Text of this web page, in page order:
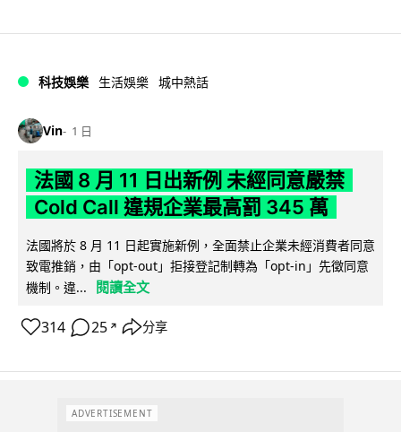
科技娛樂 生活娛樂 城中熱話
Vin 1 日
法國 8 月 11 日出新例 未經同意嚴禁
Cold Call 違規企業最高罰 345 萬
法國將於 8 月 11 日起實施新例，全面禁止企業未經消費者同意
致電推銷，由「opt-out」拒接登記制轉為「opt-in」先徵同意
機制。違...
閱讀全文
314 25 ↗ 分享
ADVERTISEMENT